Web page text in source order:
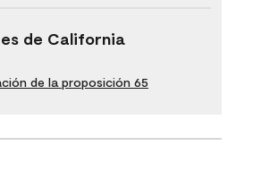
de California
de la proposición 65